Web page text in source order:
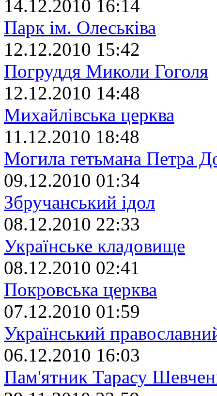
14.12.2010 16:14
Парк ім. Олеськіва
12.12.2010 15:42
Погруддя Миколи Гоголя
12.12.2010 14:48
Михайлівська церква
11.12.2010 18:48
Могила гетьмана Петра
09.12.2010 01:34
Збручанський ідол
08.12.2010 22:33
Українське кладовище
08.12.2010 02:41
Покровська церква
07.12.2010 01:59
Український
06.12.2010 16:03
Пам'ятник Тарасу